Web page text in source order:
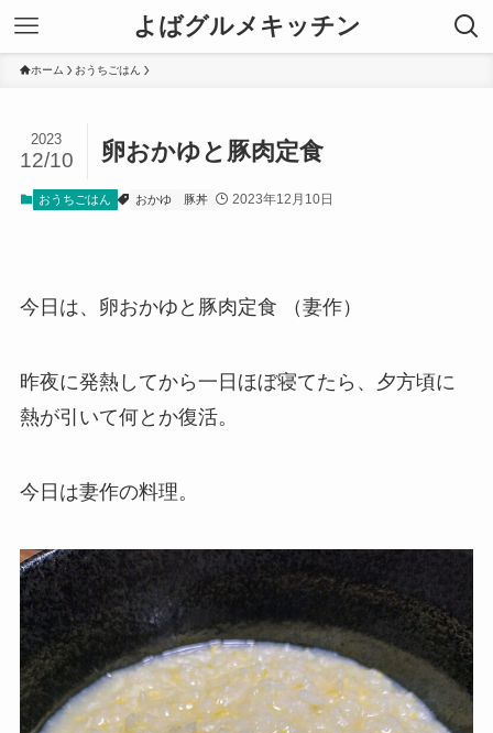
よばグルメキッチン
ホーム おうちごはん
卵おかゆと豚肉定食
2023
12/10
おうちごはん おかゆ 豚丼 2023年12月10日
今日は、卵おかゆと豚肉定食 （妻作）
昨夜に発熱してから一日ほぼ寝てたら、夕方頃に
熱が引いて何とか復活。
今日は妻作の料理。